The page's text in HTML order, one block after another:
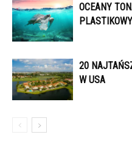
OCEANY
20
W USA